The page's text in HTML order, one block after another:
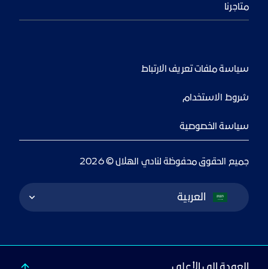
متاجرنا
سياسة ملفات تعريف الارتباط
شروط الاستخدام
سياسة الخصوصية
جميع الحقوق محفوظة لنادي الهلال © 2026
Language Switcher
العربية